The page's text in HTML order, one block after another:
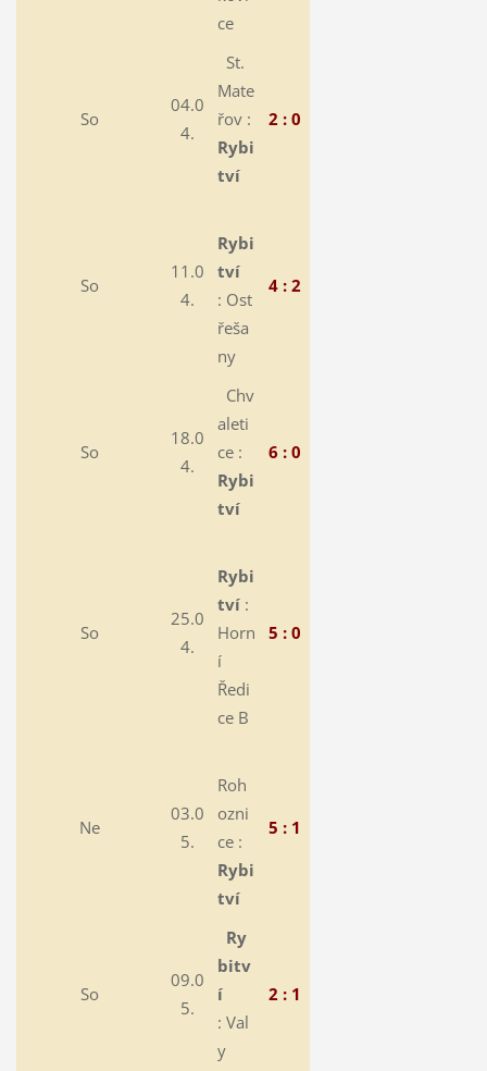
ce
So
04.0
4.
St.
Mate
řov :
Rybi
tví
2 : 0
So
11.0
4.
Rybi
tví
: Ost
řeša
ny
4 : 2
So
18.0
4.
Chv
aleti
ce :
Rybi
tví
6 : 0
So
25.0
4.
Rybi
tví :
Horn
í
Ředi
ce B
5 : 0
Ne
03.0
5.
Roh
ozni
ce :
Rybi
tví
5 : 1
So
09.0
5.
Ry
bitv
í
: Val
y
2 : 1